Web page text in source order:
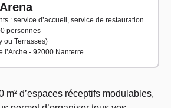
: service d’accueil, service de restauration
personnes
ou Terrasses)
l’Arche - 92000 Nanterre
m² d’espaces réceptifs modulables,